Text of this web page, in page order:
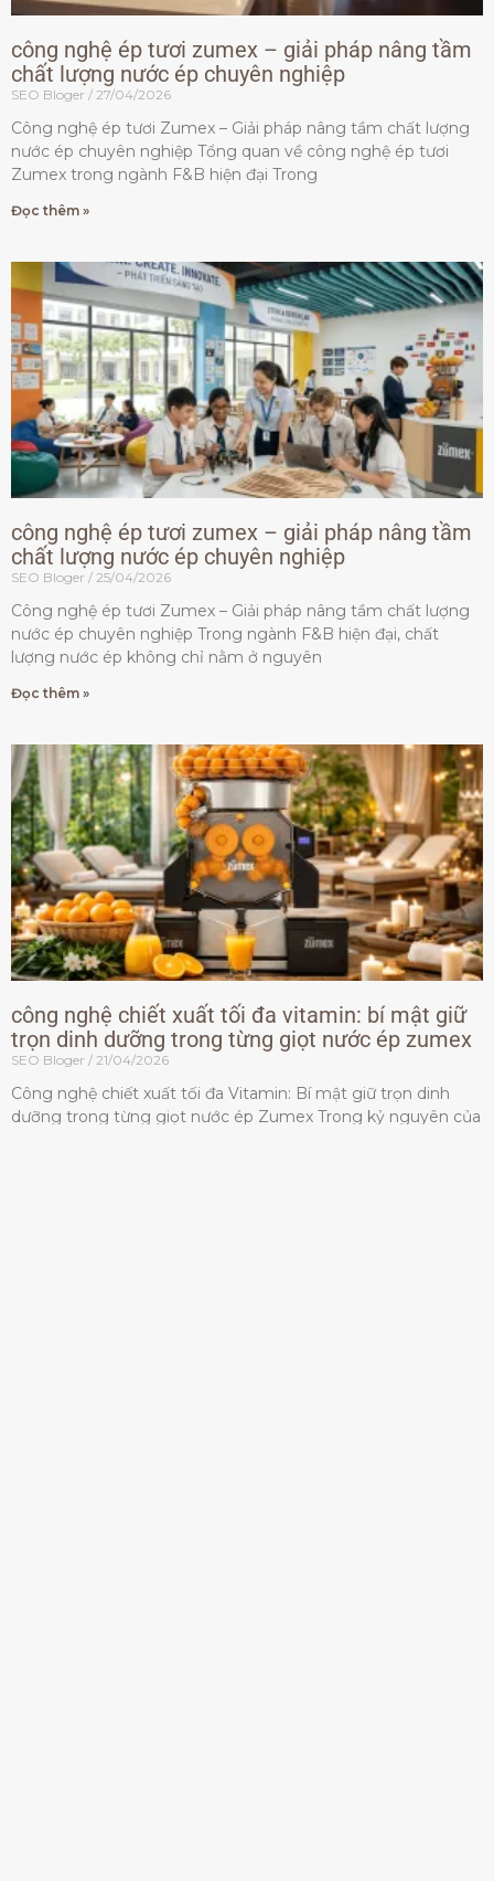
công nghệ ép tươi zumex – giải pháp nâng tầm
chất lượng nước ép chuyên nghiệp
SEO Bloger 27/04/2026
Công nghệ ép tươi Zumex – Giải pháp nâng tầm chất lượng
nước ép chuyên nghiệp Tổng quan về công nghệ ép tươi
Zumex trong ngành F&B hiện đại Trong
Đọc thêm »
công nghệ ép tươi zumex – giải pháp nâng tầm
chất lượng nước ép chuyên nghiệp
SEO Bloger 25/04/2026
Công nghệ ép tươi Zumex – Giải pháp nâng tầm chất lượng
nước ép chuyên nghiệp Trong ngành F&B hiện đại, chất
lượng nước ép không chỉ nằm ở nguyên
Đọc thêm »
công nghệ chiết xuất tối đa vitamin: bí mật giữ
trọn dinh dưỡng trong từng giọt nước ép zumex
SEO Bloger 21/04/2026
Công nghệ chiết xuất tối đa Vitamin: Bí mật giữ trọn dinh
dưỡng trong từng giọt nước ép Zumex Trong kỷ nguyên của